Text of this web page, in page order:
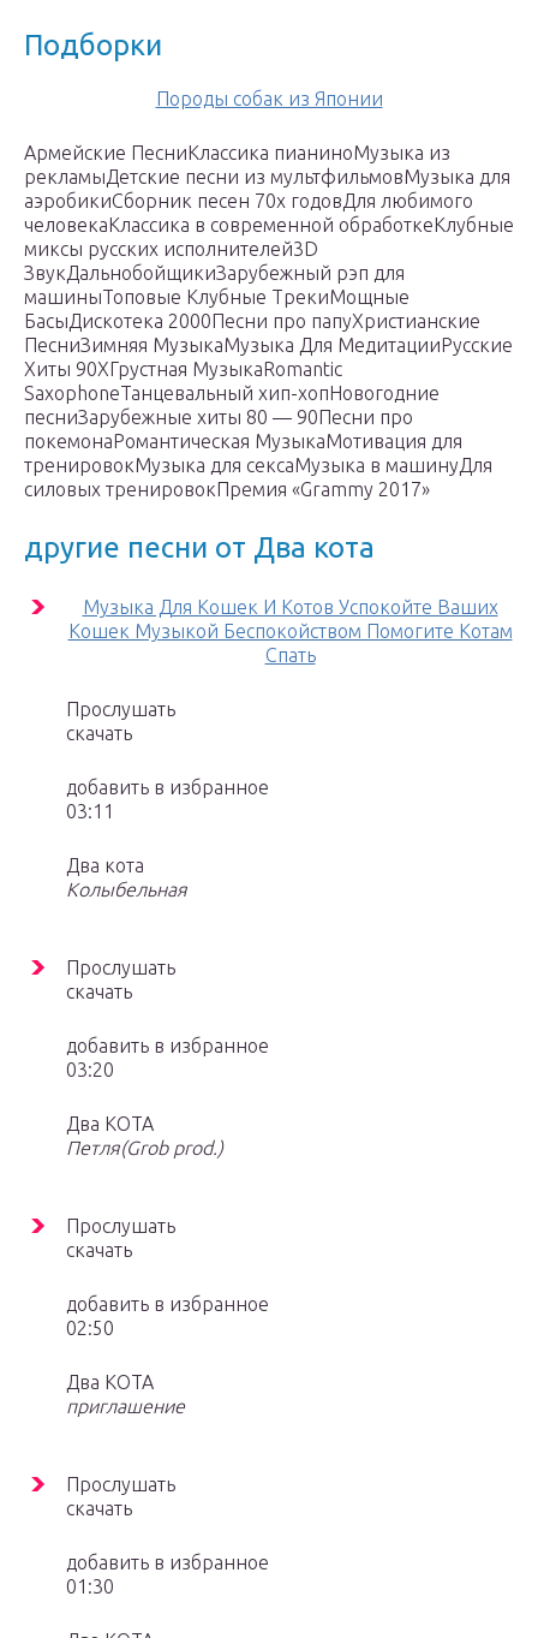
Подборки
Породы собак из Японии
Армейские ПесниКлассика пианиноМузыка из
рекламыДетские песни из мультфильмовМузыка для
аэробикиСборник песен 70х годовДля любимого
человекаКлассика в современной обработкеКлубные
миксы русских исполнителей3D
ЗвукДальнобойщикиЗарубежный рэп для
машиныТоповые Клубные ТрекиМощные
БасыДискотека 2000Песни про папуХристианские
ПесниЗимняя МузыкаМузыка Для МедитацииРусские
Хиты 90ХГрустная МузыкаRomantic
SaxophoneТанцевальный хип-хопНовогодние
песниЗарубежные хиты 80 — 90Песни про
покемонаРомантическая МузыкаМотивация для
тренировокМузыка для сексаМузыка в машинуДля
силовых тренировокПремия «Grammy 2017»
другие песни от Два кота
Музыка Для Кошек И Котов Успокойте Ваших
Кошек Музыкой Беспокойством Помогите Котам
Спать
Прослушать
скачать
добавить в избранное
03:11
Два кота
Колыбельная
Прослушать
скачать
добавить в избранное
03:20
Два КОТА
Петля(Grob prod.)
Прослушать
скачать
добавить в избранное
02:50
Два КОТА
приглашение
Прослушать
скачать
добавить в избранное
01:30